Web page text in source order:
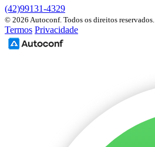
(42)99131-4329
© 2026 Autoconf. Todos os direitos reservados.
Termos Privacidade